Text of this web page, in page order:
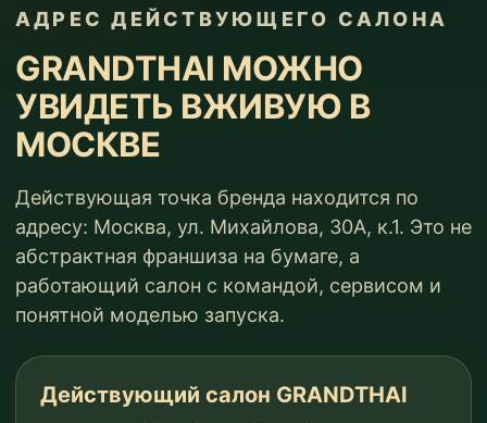
АДРЕС ДЕЙСТВУЮЩЕГО САЛОНА
GRANDTHAI МОЖНО
УВИДЕТЬ ВЖИВУЮ В
МОСКВЕ
Действующая точка бренда находится по
адресу: Москва, ул. Михайлова, 30А, к.1. Это не
абстрактная франшиза на бумаге, а
работающий салон с командой, сервисом и
понятной моделью запуска.
Действующий салон GRANDTHAI